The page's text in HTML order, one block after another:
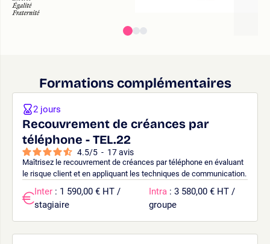
Formations complémentaires
Recouvrement de créances par
téléphone - TEL.22
4.5/5 - 17avis
Maîtrisez le recouvrement de créances par téléphone en évaluant
le risque client et en appliquant les techniques de communication.
2 jours
Inter : 1 590,00 € HT /
stagiaire
Intra : 3 580,00 € HT /
groupe